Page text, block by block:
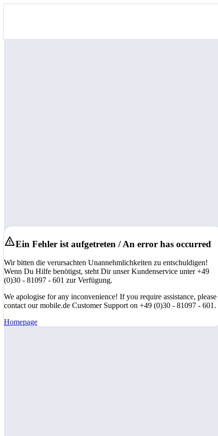
Ein Fehler ist aufgetreten / An error has occurred
Wir bitten die verursachten Unannehmlichkeiten zu entschuldigen!
Wenn Du Hilfe benötigst, steht Dir unser Kundenservice unter +49
(0)30 - 81097 - 601 zur Verfügung.
We apologise for any inconvenience! If you require assistance, please
contact our mobile.de Customer Support on +49 (0)30 - 81097 - 601.
Homepage